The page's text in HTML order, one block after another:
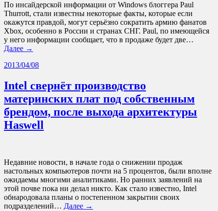
По инсайдерской информации от Windows блоггера Paul
Thurrott, стали известны некоторые факты, которые если
окажутся правдой, могут серьёзно сократить армию фанатов
Xbox, особенно в России и странах СНГ. Paul, по имеющейся
у него информации сообщает, что в продаже будет две…
Далее →
2013/04/08
Intel свернёт производство
материнских плат под собственным
брендом, после выхода архитектуры
Haswell
Недавние новости, в начале года о снижении продаж
настольных компьютеров почти на 5 процентов, были вполне
ожидаемы многими аналитиками. Но ранних заявлений на
этой почве пока ни делал никто. Как стало известно, Intel
обнародовала планы о постепенном закрытии своих
подразделений… Далее →